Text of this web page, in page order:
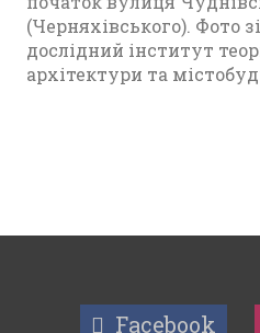
(Черняхівського). Фото
дослідний інститут
архітектури та
Facebook